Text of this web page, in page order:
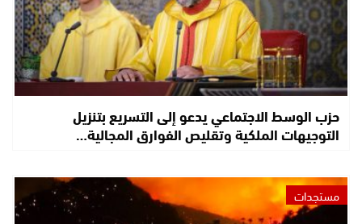
حزب الوسط الاجتماعي يدعو إلى التسريع بتنزيل
التوجيهات الملكية وتقليص الفوارق المجالية…
مستجدات